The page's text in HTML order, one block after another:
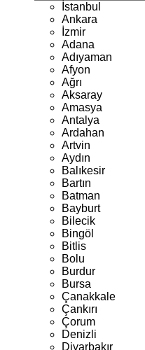
İstanbul
Ankara
İzmir
Adana
Adıyaman
Afyon
Ağrı
Aksaray
Amasya
Antalya
Ardahan
Artvin
Aydın
Balıkesir
Bartın
Batman
Bayburt
Bilecik
Bingöl
Bitlis
Bolu
Burdur
Bursa
Çanakkale
Çankırı
Çorum
Denizli
Diyarbakır